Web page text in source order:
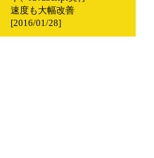
速度も大幅改善
[2016/01/28]